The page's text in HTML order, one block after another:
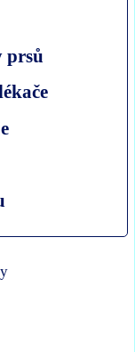
prsů